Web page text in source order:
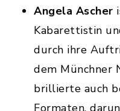
Angela Ascher
Kabarettistin
durch ihre
dem Münchner
brillierte auch